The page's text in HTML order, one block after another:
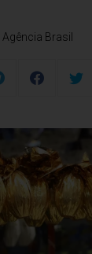
Agência Brasil